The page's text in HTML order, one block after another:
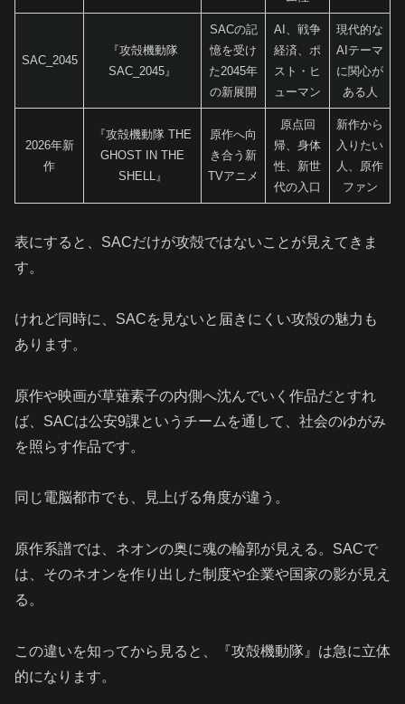
SAC_2045
『攻殻機動隊
SAC_2045』
SACの記
憶を受け
た2045年
の新展開
AI、戦争
経済、ポ
スト・ヒ
ューマン
現代的な
AIテーマ
に関心が
ある人
2026年新
作
『攻殻機動隊 THE
GHOST IN THE
SHELL』
原作へ向
き合う新
TVアニメ
原点回
帰、身体
性、新世
代の入口
新作から
入りたい
人、原作
ファン
表にすると、SACだけが攻殻ではないことが見えてきま
す。
けれど同時に、SACを見ないと届きにくい攻殻の魅力も
あります。
原作や映画が草薙素子の内側へ沈んでいく作品だとすれ
ば、SACは公安9課というチームを通して、社会のゆがみ
を照らす作品です。
同じ電脳都市でも、見上げる角度が違う。
原作系譜では、ネオンの奥に魂の輪郭が見える。SACで
は、そのネオンを作り出した制度や企業や国家の影が見え
る。
この違いを知ってから見ると、『攻殻機動隊』は急に立体
的になります。